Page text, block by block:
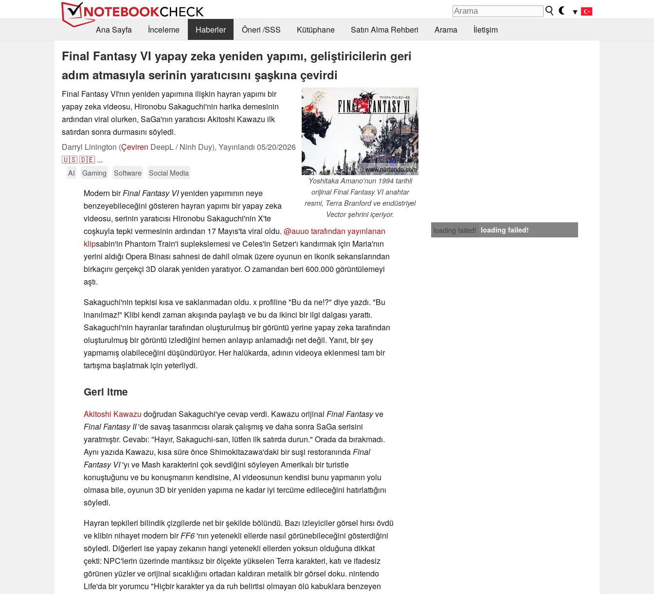
▼
Ana Sayfa
İnceleme Haberler Öneri /SSS Kütüphane Satın Alma Rehberi Arama İletişim
Final Fantasy VI yapay zeka yeniden yapımı, geliştiricilerin geri
adım atmasıyla serinin yaratıcısını şaşkına çevirdi
ⓘ www.nintendo.com
Yoshitaka Amano'nun 1994 tarihli
orijinal Final Fantasy VI anahtar
resmi, Terra Branford ve endüstriyel
Vector şehrini içeriyor.
Final Fantasy VI'nın yeniden yapımına ilişkin hayran yapımı bir
yapay zeka videosu, Hironobu Sakaguchi'nin harika demesinin
ardından viral olurken, SaGa'nın yaratıcısı Akitoshi Kawazu ilk
satırdan sonra durmasını söyledi.
Darryl Linington (Çeviren DeepL / Ninh Duy), Yayınlandı 05/20/2026
🇺🇸🇩🇪 ...
AI Gaming Software Social Media
loading failed! loading failed!
Modern birFinal Fantasy VIyeniden yapımının neye
benzeyebileceğini gösteren hayran yapımı bir yapay zeka
videosu, serinin yaratıcısı Hironobu Sakaguchi'nin X'te
coşkuyla tepki vermesinin ardından 17 Mayıs'ta viral oldu. @auuo tarafından yayınlanan
klipsabin'in Phantom Train'i suplekslemesi ve Celes'in Setzer'ı kandırmak için Maria'nın
yerini aldığı Opera Binası sahnesi de dahil olmak üzere oyunun en ikonik sekanslarından
birkaçını gerçekçi 3D olarak yeniden yaratıyor. O zamandan beri 600.000 görüntülemeyi
aştı.
Sakaguchi'nin tepkisi kısa ve saklanmadan oldu. x profiline "Bu da ne!?" diye yazdı. "Bu
inanılmaz!" Klibi kendi zaman akışında paylaştı ve bu da ikinci bir ilgi dalgası yarattı.
Sakaguchi'nin hayranlar tarafından oluşturulmuş bir görüntü yerine yapay zeka tarafından
oluşturulmuş bir görüntü izlediğini hemen anlayıp anlamadığı net değil. Yanıt, bir şey
yapmamış olabileceğini düşündürüyor. Her halükarda, adının videoya eklenmesi tam bir
tartışma başlatmak için yeterliydi.
Geri itme
Akitoshi Kawazu doğrudan Sakaguchi'ye cevap verdi. Kawazu orijinal Final Fantasyve
Final Fantasy II'de savaş tasarımcısı olarak çalışmış ve daha sonra SaGa serisini
yaratmıştır. Cevabı: "Hayır, Sakaguchi-san, lütfen ilk satırda durun." Orada da bırakmadı.
Aynı yazıda Kawazu, kısa süre önce Shimokitazawa'daki bir suşi restoranındaFinal
Fantasy VI'yı ve Mash karakterini çok sevdiğini söyleyen Amerikalı bir turistle
konuştuğunu ve bu konuşmanın kendisine, AI videosunun kendisi bunu yapmanın yolu
olmasa bile, oyunun 3D bir yeniden yapıma ne kadar iyi tercüme edileceğini hatırlattığını
söyledi.
Hayran tepkileri bilindik çizgilerde net bir şekilde bölündü. Bazı izleyiciler görsel hırsı övdü
ve klibin nihayet modern birFF6'nın yetenekli ellerde nasıl görünebileceğini gösterdiğini
söyledi. Diğerleri ise yapay zekanın hangi yetenekli ellerden yoksun olduğuna dikkat
çekti: NPC'lerin üzerinde mantıksız bir ölçekte yükselen Terra karakteri, katı ve ifadesiz
görünen yüzler ve orijinal sıcaklığını ortadan kaldıran metalik bir görsel doku. nintendo
Life'da bir yorumcu "Hiçbir karakter ya da ruh belirtisi olmayan ölü kabuklara benzeyen